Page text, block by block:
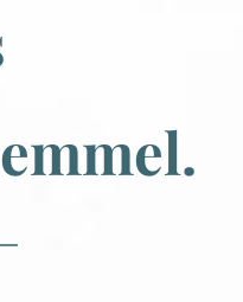
.